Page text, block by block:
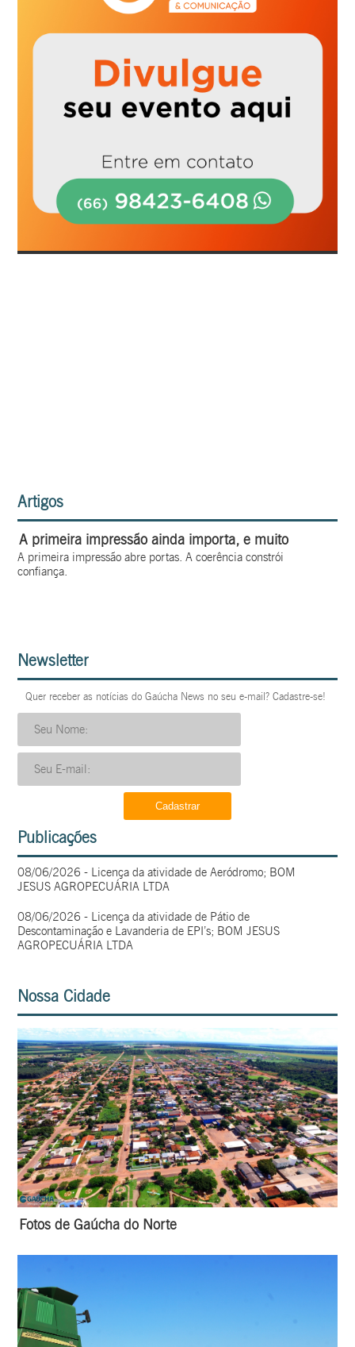
Artigos
A primeira impressão ainda importa, e muito
A primeira impressão abre portas. A coerência constrói
confiança.
Newsletter
Quer receber as notícias do Gaúcha News no seu e-mail? Cadastre-se!
Publicações
08/06/2026 - Licença da atividade de Aeródromo; BOM
JESUS AGROPECUÁRIA LTDA
08/06/2026 - Licença da atividade de Pátio de
Descontaminação e Lavanderia de EPI’s; BOM JESUS
AGROPECUÁRIA LTDA
Nossa Cidade
Fotos de Gaúcha do Norte